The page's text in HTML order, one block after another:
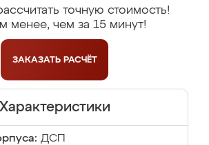
точную стоимость!
менее, чем за 15 минут!
ЗАКАЗАТЬ РАСЧЁТ
Характеристики
ДСП